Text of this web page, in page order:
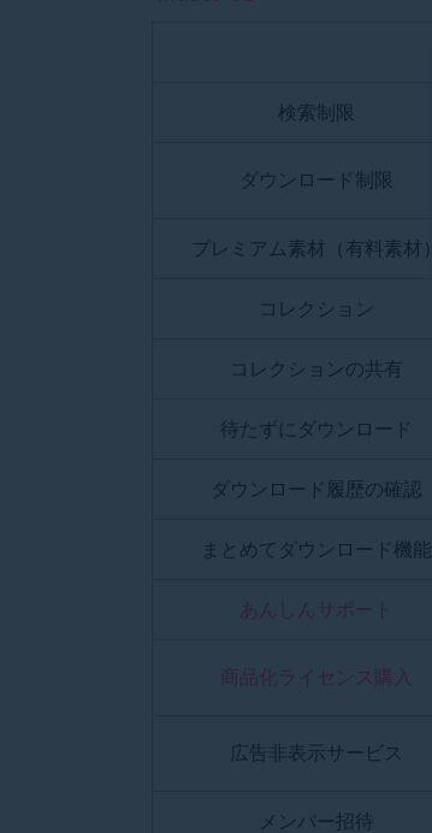
検索制限
ダウンロード制限
プレミアム素材（有料素材）
コレクション
コレクションの共有
待たずにダウンロード
ダウンロード履歴の確認
まとめてダウンロード機能
あんしんサポート
商品化ライセンス購入
広告非表示サービス
メンバー招待